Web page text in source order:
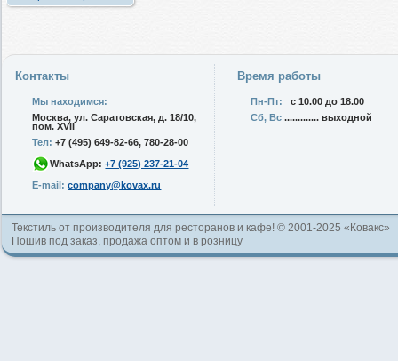
Контакты
Мы находимся:
Москва, ул. Саратовская, д. 18/10,
пом. XVII
Тел:+7 (495) 649-82-66, 780-28-00
WhatsApp:+7 (925) 237-21-04
E-mail: company@kovax.ru
Время работы
Пн-Пт:
с 10.00 до 18.00
Сб, Вс............. выходной
Текстиль от производителя для ресторанов и кафе! © 2001-2025 «Ковакс»
Пошив под заказ, продажа оптом и в розницу